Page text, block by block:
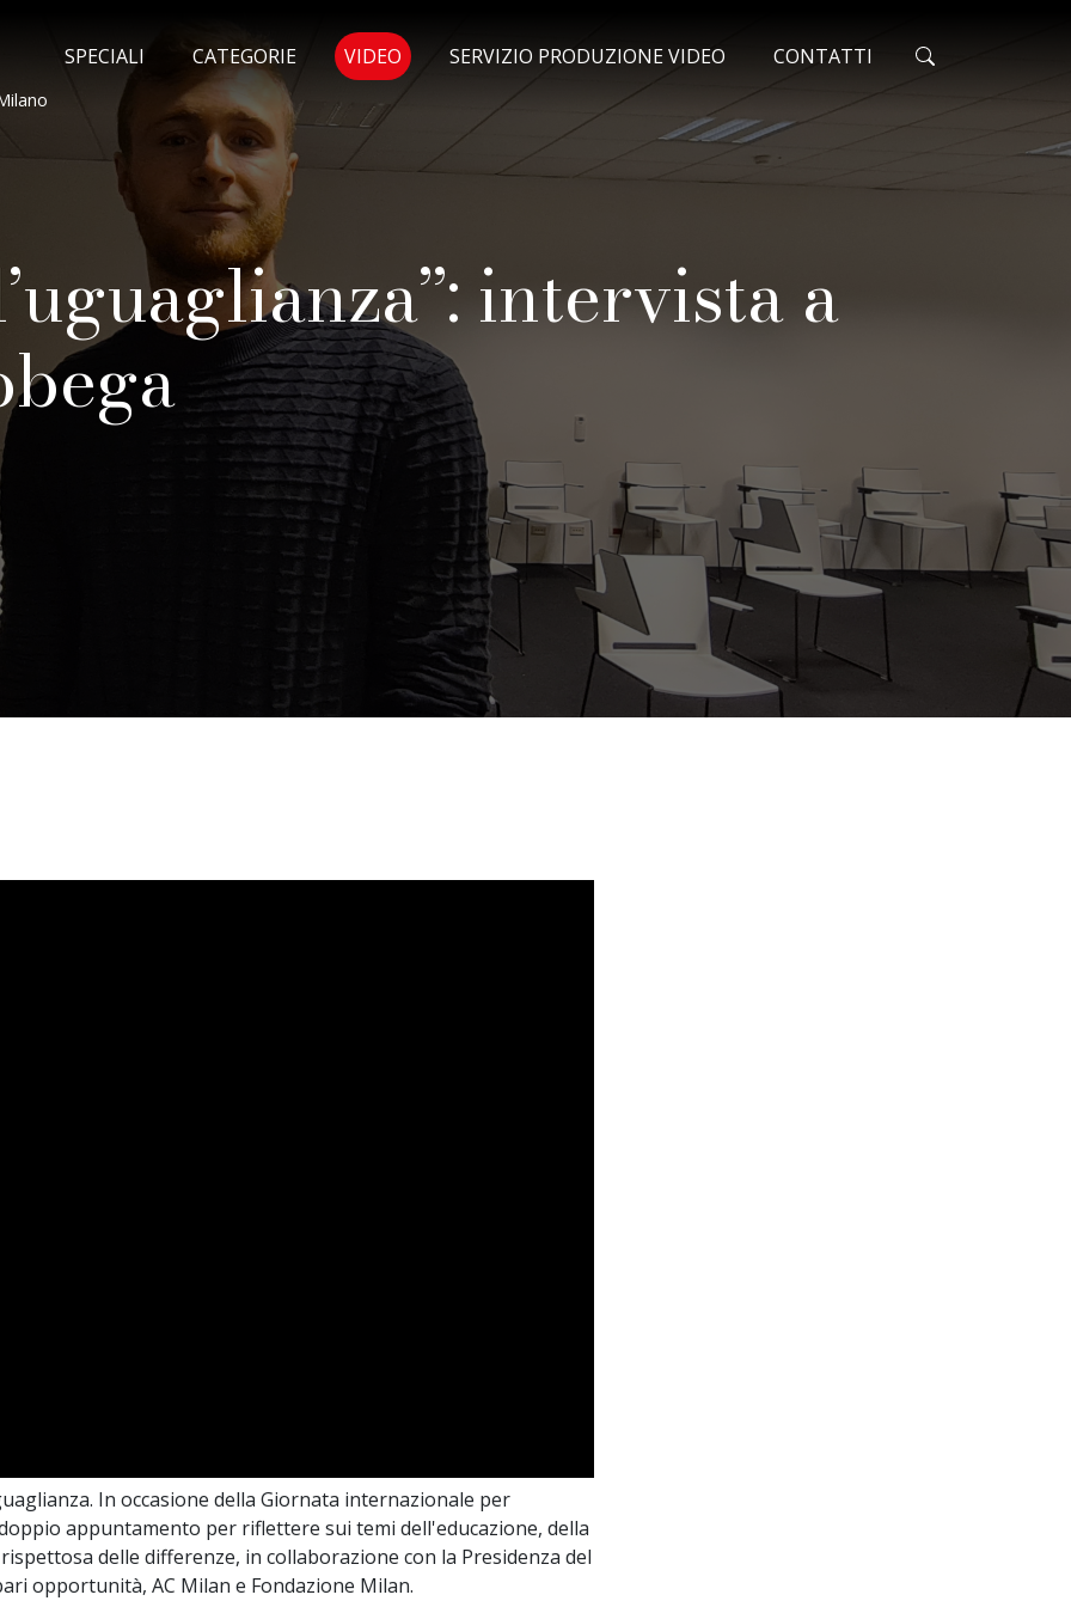
SPECIALI
CATEGORIE VIDEO MENU SELEZIONATO
SERVIZIO PRODUZIONE VIDEO CONTATTI
intervista a
In occasione della Giornata internazionale per
appuntamento per riflettere sui temi dell'educazione, della
delle differenze, in collaborazione con la Presidenza del
opportunità, AC Milan e Fondazione Milan.